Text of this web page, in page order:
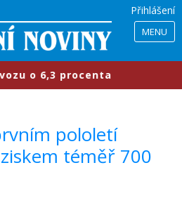
Přihlášení
MENU
6,3 procenta
pololetí
téměř 700